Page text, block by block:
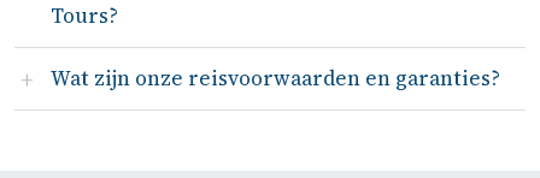
Tours?
Wat zijn onze reisvoorwaarden en garanties?